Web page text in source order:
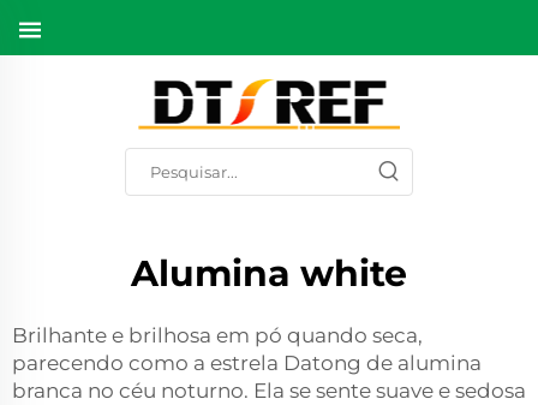
Alumina white
Brilhante e brilhosa em pó quando seca,
parecendo como a estrela Datong de alumina
branca no céu noturno. Ela se sente suave e sedosa